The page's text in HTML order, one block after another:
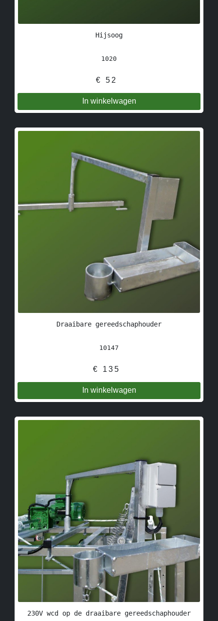
Hijsoog
1020
€ 52
Draaibare gereedschaphouder
10147
€ 135
230V wcd op de draaibare gereedschaphouder